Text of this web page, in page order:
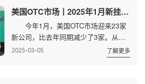
赴港上市139家，赴美上市92家，赴台
上市1家，赴新加坡3家。 赴港上市
已完成备案的139家公司中，99家已上
市。 赴港上市以公开方式为主，仅
2家以秘交方式递交备案资料，平均...
美国OTC市场丨2025年1月新挂牌及转板(升主板)数据
今年1月，美国OTC市场迎来23家
新公司，比去年同期减少了3家。从
OTC市场转入主板市场的公司为0
家。 23家新公司来自全球4个国家
2025-03-05 了解更多